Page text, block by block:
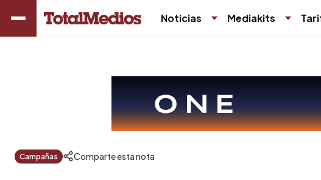
Noticias Mediakits
Campañas Comparte esta nota